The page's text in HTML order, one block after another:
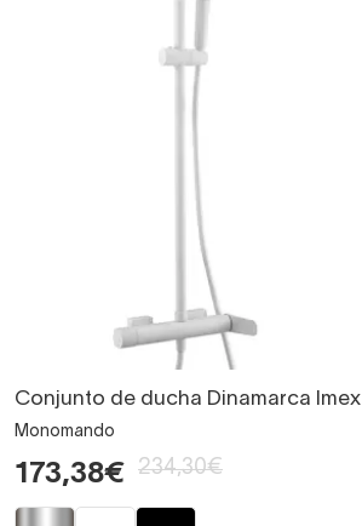
Conjunto de ducha Dinamarca Imex
Monomando
173,38€ 234,30€